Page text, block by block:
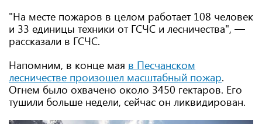
"На месте пожаров в целом работает 108 человек
и 33 единицы техники от ГСЧС и лесничества", —
рассказали в ГСЧС.
Напомним, в конце мая в Песчанском
лесничестве произошел масштабный пожар.
Огнем было охвачено около 3450 гектаров. Его
тушили больше недели, сейчас он ликвидирован.